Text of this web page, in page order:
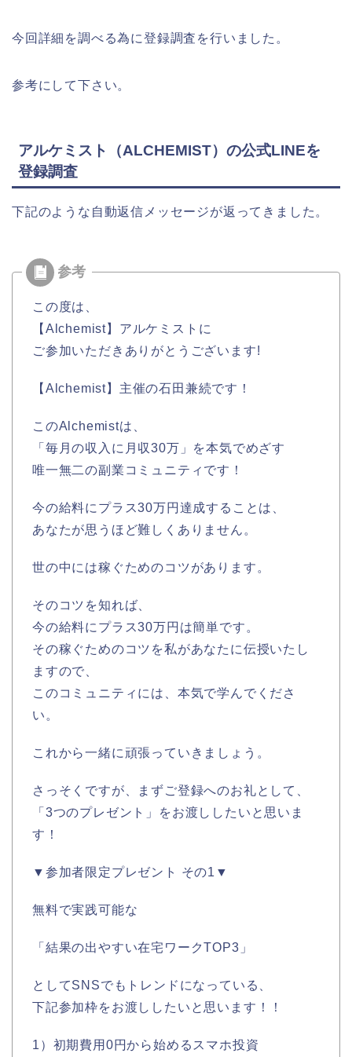
今回詳細を調べる為に登録調査を行いました。
参考にして下さい。
アルケミスト（ALCHEMIST）の公式LINEを
登録調査
下記のような自動返信メッセージが返ってきました。
この度は、
【Alchemist】アルケミストに
ご参加いただきありがとうございます!
【Alchemist】主催の石田兼続です！
このAlchemistは、
「毎月の収入に月収30万」を本気でめざす
唯一無二の副業コミュニティです！
今の給料にプラス30万円達成することは、
あなたが思うほど難しくありません。
世の中には稼ぐためのコツがあります。
そのコツを知れば、
今の給料にプラス30万円は簡単です。
その稼ぐためのコツを私があなたに伝授いたし
ますので、
このコミュニティには、本気で学んでくださ
い。
これから一緒に頑張っていきましょう。
さっそくですが、まずご登録へのお礼として、
「3つのプレゼント」をお渡ししたいと思いま
す！
▼参加者限定プレゼント その1▼
無料で実践可能な
「結果の出やすい在宅ワークTOP3」
としてSNSでもトレンドになっている、
下記参加枠をお渡ししたいと思います！！
1）初期費用0円から始めるスマホ投資